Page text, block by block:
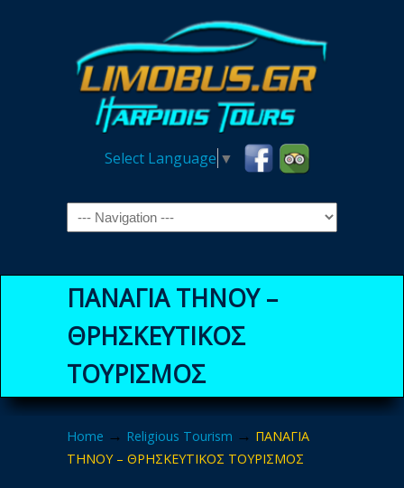
Select Language ▼
Navigation
ΠΑΝΑΓΙΑ ΤΗΝΟΥ –
ΘΡΗΣΚΕΥΤΙΚΟΣ
ΤΟΥΡΙΣΜΟΣ
Home → Religious Tourism → ΠΑΝΑΓΙΑ
ΤΗΝΟΥ – ΘΡΗΣΚΕΥΤΙΚΟΣ ΤΟΥΡΙΣΜΟΣ